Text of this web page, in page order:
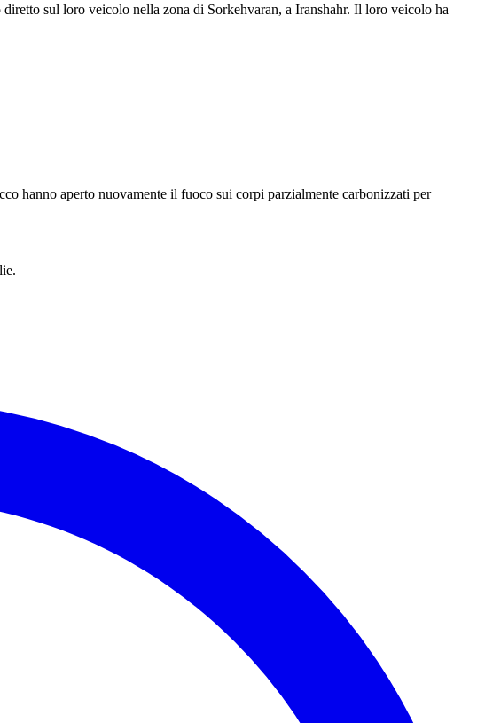
sul loro veicolo nella zona di Sorkehvaran, a Iranshahr. Il loro veicolo ha
hanno aperto nuovamente il fuoco sui corpi parzialmente carbonizzati per